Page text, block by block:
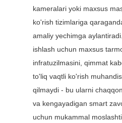
kameralari yoki maxsus
ko'rish tizimlariga
amaliy yechimga
ishlash uchun maxsus
infratuzilmasini, qimmat
to'liq vaqtli ko'rish
qilmaydi - bu ularni
va kengayadigan smart
uchun mukammal